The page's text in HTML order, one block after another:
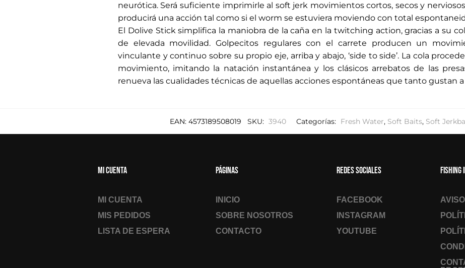
neurótica. Será suficiente imprimirle al soft jerk movimientos cortos, secos y
producirá una acción tal como si el worm se estuviera moviendo con total
El Dolive Stick simplifica la maniobra de la caña en la twitching action, gracias a su
de elevada movilidad. Golpecitos regulares con el carrete producen un
vinculante y continuo sobre su propio eje, arriba y abajo, ‘side to side’. La cola
movimiento, imitando la natación instantánea y los clásicos arrebatos de las
renueva las cualidades técnicas de aquellas acciones espontáneas que tanto gustan
EAN: 4573189508019 SKU: 3940 Categorías: Fresh Water, Soft Baits, Soft
Mi cuenta
MI CUENTA
MIS PEDIDOS
LISTA DE ESPERA
Páginas
INICIO
SOBRE NOSOTROS
CONTACTO
Redes sociales
FACEBOOK
INSTAGRAM
YOUTUBE
Fishing